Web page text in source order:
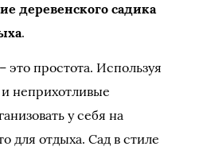
деревенского садика
.
это простота. Используя
неприхотливые
у себя на
для отдыха. Сад в стиле